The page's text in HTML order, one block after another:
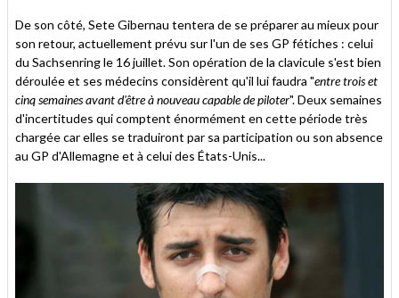
De son côté, Sete Gibernau tentera de se préparer au mieux pour
son retour, actuellement prévu sur l'un de ses GP fétiches : celui
du Sachsenring le 16 juillet. Son opération de la clavicule s'est bien
déroulée et ses médecins considèrent qu'il lui faudra "entre trois et
cinq semaines avant d'être à nouveau capable de piloter". Deux semaines
d'incertitudes qui comptent énormément en cette période très
chargée car elles se traduiront par sa participation ou son absence
au GP d'Allemagne et à celui des États-Unis...